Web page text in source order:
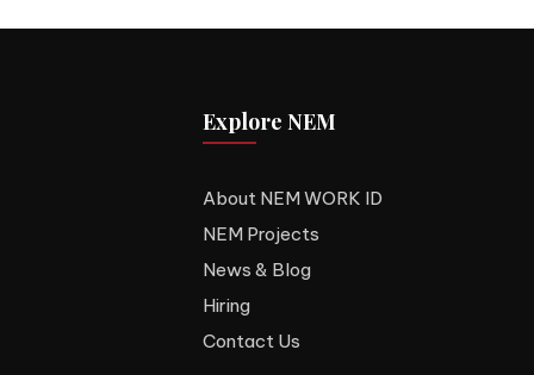
Explore NEM
About NEM WORK ID
NEM Projects
News & Blog
Hiring
Contact Us